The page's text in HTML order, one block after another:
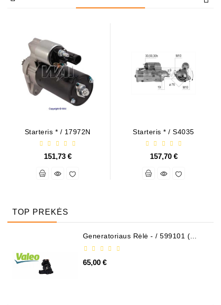
Starteris * / 17972N
151,73 €
Starteris * / S4035
157,70 €
TOP PREKĖS
Generatoriaus Rėlė - / 599101 (
65,00 €